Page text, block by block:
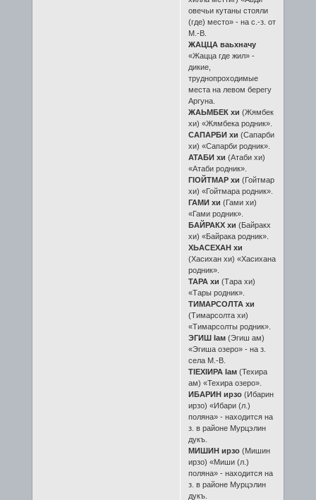
овечьи кутаны стояли
(где) место» - на с.-з. от
М.-В.
ЖАЦЦА ваьхначу
«Жацца где жил» -
дикие,
труднопроходимые
места на левом берегу
Аргуна.
ЖАЬМБЕК хи (Жямбек
хи) «Жямбека родник».
САПАРБИ хи (Сапарби
хи) «Сапарби родник».
АТАБИ хи (Атаби хи)
«Атаби родник».
ГIОЙТМАР хи (Гойтмар
хи) «Гойтмара родник».
ГАМИ хи (Гами хи)
«Гами родник».
БАЙРАКХ хи (Байракх
хи) «Байрака родник».
ХЬАСЕХАН хи
(Хасихан хи) «Хасихана
родник».
ТАРА хи (Тара хи)
«Тары родник».
ТИМАРСОЛТА хи
(Тимарсолта хи)
«Тимарсолты родник».
ЭГИШ Iам(Эгиш ам)
«Эгиша озеро» - на з.
села М.-В.
ТIЕХIИРА Iам(Техира
ам) «Техира озеро».
ИБАРИН ирзо(Ибарин
ирзо) «Ибари (л.)
поляна» - находится на
з. в районе Мурцэлин
дукъ.
МИШИН ирзо(Мишин
ирзо) «Миши (л.)
поляна» - находится на
з. в районе Мурцэлин
дукъ.